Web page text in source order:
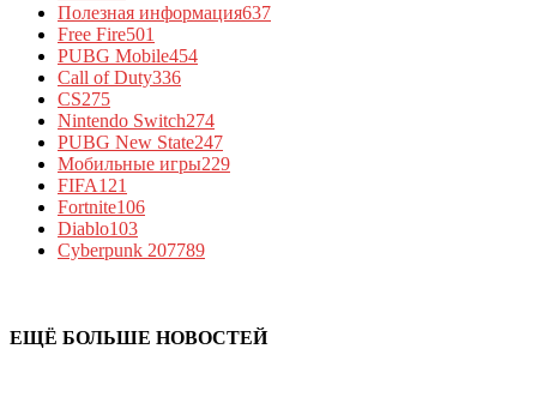
Полезная информация637
Free Fire501
PUBG Mobile454
Call of Duty336
CS275
Nintendo Switch274
PUBG New State247
Мобильные игры229
FIFA121
Fortnite106
Diablo103
Cyberpunk 207789
ЕЩЁ БОЛЬШЕ НОВОСТЕЙ